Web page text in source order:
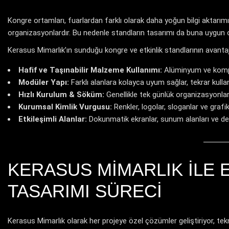
Kongre ortamları, fuarlardan farklı olarak daha yoğun bilgi
organizasyonlardır. Bu nedenle standların tasarımı da buna uygun
Kerasus Mimarlık’ın sunduğu kongre ve etkinlik standlarının
Hafif ve Taşınabilir Malzeme Kullanımı: Alüminyum ve
Modüler Yapı: Farklı alanlara kolayca uyum sağlar, tekrar
Hızlı Kurulum & Söküm: Genellikle tek günlük
Kurumsal Kimlik Vurgusu: Renkler, logolar, sloganlar ve
Etkileşimli Alanlar: Dokunmatik ekranlar, sunum alanları ve
KERASUS MIMARLIK ILE
TASARIMI SÜRECI
Kerasus Mimarlık olarak her projeye özel çözümler geliştiriyor,